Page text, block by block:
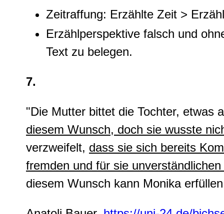
Zeitraffung: Erzählte Zeit >
Erzählperspektive falsch und
Text zu belegen.
7.
"Die Mutter bittet die Tochter, etwas
diesem Wunsch, doch sie wusste
verzweifelt, dass sie sich bereits
fremden und für sie
diesem Wunsch kann Monika